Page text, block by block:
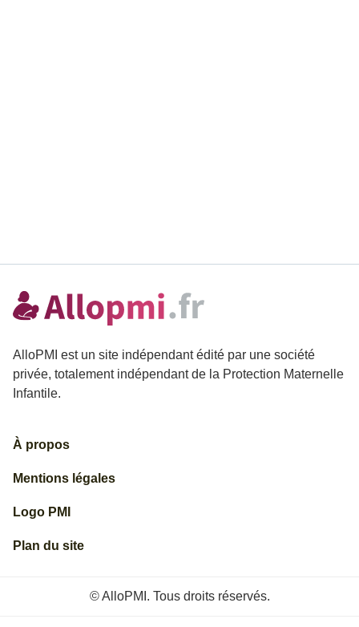
AlloPMI est un site indépendant édité par une société
privée, totalement indépendant de la Protection Maternelle
Infantile.
© AlloPMI. Tous droits réservés.
À propos
Mentions légales
Logo PMI
Plan du site